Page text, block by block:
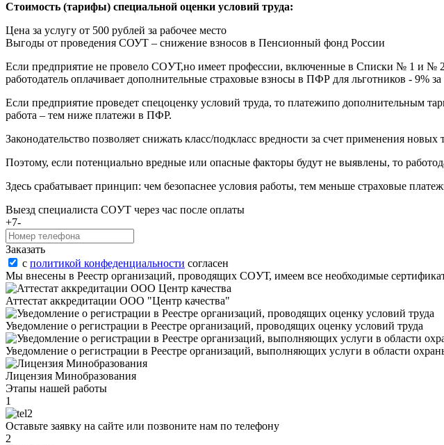
Стоимость (тарифы) специальной оценки условий труда:
Цена за услугу от 500 рублей за рабочее место
Выгоды от проведения СОУТ – снижение взносов в Пенсионный фонд России
Если предприятие не провело COУТ,но имеет профессии, включенные в Списки № 1 и
работодатель оплачивает дополнительные страховые взносы в ПФР для льготников - 9%
Если предприятие проведет спецоценку условий труда, то платежипо дополнительным
работа – тем ниже платежи в ПФР.
Законодательство позволяет снижать класс/подкласс вредности за счет применения
Поэтому, если потенциально вредные или опасные факторы будут не выявлены, то
Здесь срабатывает принцип: чем безопаснее условия работы, тем меньше страховые
Выезд специалиста COУТ через час после оплаты
+7-
Заказать
с политикой конфеденциальности согласен
Мы внесены в Реестр организаций, проводящих COУТ, имеем все необходимые
Аттестат аккредитации ООО "Центр качества"
Уведомление о регистрации в Реестре организаций, проводящих оценку условий труда
Уведомление о регистрации в Реестре организаций, выполняющих услуги в области
Лицензия Минобразования
Этапы нашей работы
1
Оставьте заявку на сайте или позвоните нам по телефону
2